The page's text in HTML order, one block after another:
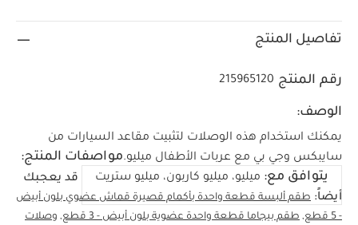
تفاصيل المنتج
رقم المنتج 215965120
الوصف:
يمكنك استخدام هذه الوصلات لتثبيت مقاعد السيارات من
سايبكس وجي بي مع عربات الأطفال ميليو.مواصفات المنتج:
يتوافق مع: ميليو، ميليو كاربون، ميليو ستريت
قد يعجبك
أيضاً: طقم ألبسة قطعة واحدة بأكمام قصيرة قماش عضوي بلون أبيض
- 5 قطع
طقم بيجاما قطعة واحدة عضوية بلون أبيض - 3 قطع
وصلات